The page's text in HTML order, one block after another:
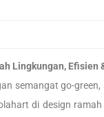
Lingkungan, Efisien
semangat go-green,
di design ramah